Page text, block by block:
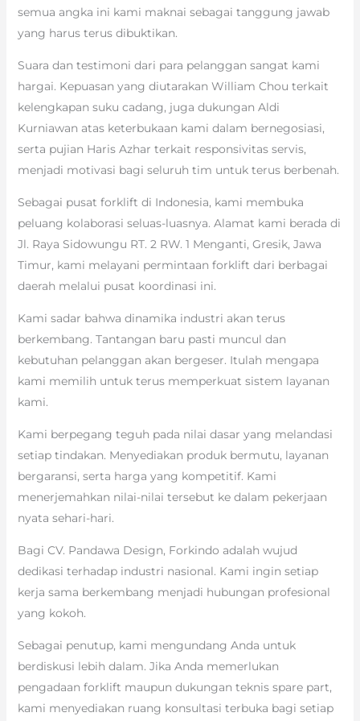
semua angka ini kami maknai sebagai tanggung jawab
yang harus terus dibuktikan.
Suara dan testimoni dari para pelanggan sangat kami
hargai. Kepuasan yang diutarakan William Chou terkait
kelengkapan suku cadang, juga dukungan Aldi
Kurniawan atas keterbukaan kami dalam bernegosiasi,
serta pujian Haris Azhar terkait responsivitas servis,
menjadi motivasi bagi seluruh tim untuk terus berbenah.
Sebagai pusat forklift di Indonesia, kami membuka
peluang kolaborasi seluas-luasnya. Alamat kami berada di
Jl. Raya Sidowungu RT. 2 RW. 1 Menganti, Gresik, Jawa
Timur, kami melayani permintaan forklift dari berbagai
daerah melalui pusat koordinasi ini.
Kami sadar bahwa dinamika industri akan terus
berkembang. Tantangan baru pasti muncul dan
kebutuhan pelanggan akan bergeser. Itulah mengapa
kami memilih untuk terus memperkuat sistem layanan
kami.
Kami berpegang teguh pada nilai dasar yang melandasi
setiap tindakan. Menyediakan produk bermutu, layanan
bergaransi, serta harga yang kompetitif. Kami
menerjemahkan nilai-nilai tersebut ke dalam pekerjaan
nyata sehari-hari.
Bagi CV. Pandawa Design, Forkindo adalah wujud
dedikasi terhadap industri nasional. Kami ingin setiap
kerja sama berkembang menjadi hubungan profesional
yang kokoh.
Sebagai penutup, kami mengundang Anda untuk
berdiskusi lebih dalam. Jika Anda memerlukan
pengadaan forklift maupun dukungan teknis spare part,
kami menyediakan ruang konsultasi terbuka bagi setiap